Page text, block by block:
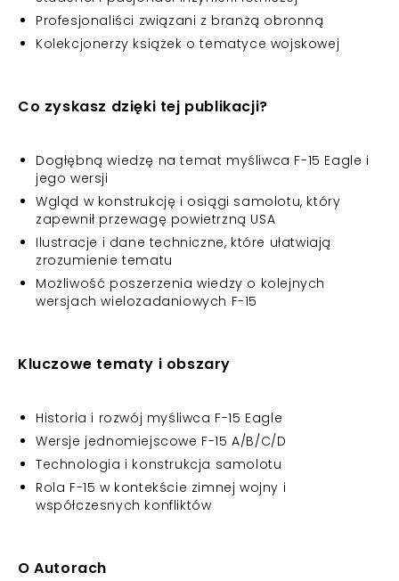
Profesjonaliści związani z branżą obronną
Kolekcjonerzy książek o tematyce wojskowej
Co zyskasz dzięki tej publikacji?
Dogłębną wiedzę na temat myśliwca F-15 Eagle i
jego wersji
Wgląd w konstrukcję i osiągi samolotu, który
zapewnił przewagę powietrzną USA
Ilustracje i dane techniczne, które ułatwiają
zrozumienie tematu
Możliwość poszerzenia wiedzy o kolejnych
wersjach wielozadaniowych F-15
Kluczowe tematy i obszary
Historia i rozwój myśliwca F-15 Eagle
Wersje jednomiejscowe F-15 A/B/C/D
Technologia i konstrukcja samolotu
Rola F-15 w kontekście zimnej wojny i
współczesnych konfliktów
O Autorach